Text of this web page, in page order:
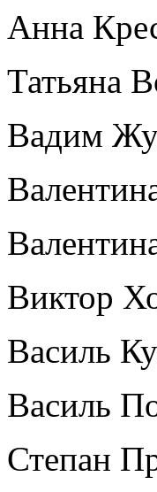
Анна
Татьяна
Вадим
Виктор
Василь
Василь
Степан